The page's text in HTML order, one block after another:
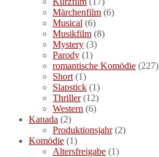
Märchenfilm (6)
Musical (6)
Musikfilm (8)
Mystery (3)
Parody (1)
romantische Komödie (227)
Short (1)
Slapstick (1)
Thriller(12)
Western (6)
Kanada (2)
Produktionsjahr(2)
Komödie (1)
Altersfreigabe (1)